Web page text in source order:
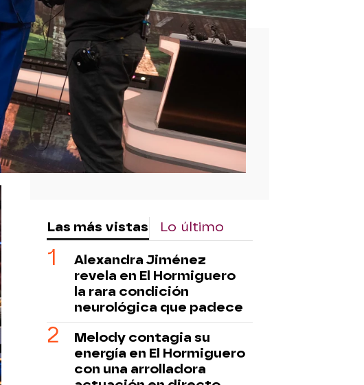
Flipboard
Las más vistas Lo último
Alexandra Jiménez
revela en El Hormiguero
la rara condición
neurológica que padece
Melody contagia su
energía en El Hormiguero
con una arrolladora